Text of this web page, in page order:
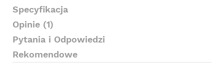
Specyfikacja
Opinie (1)
Pytania i Odpowiedzi
Rekomendowe